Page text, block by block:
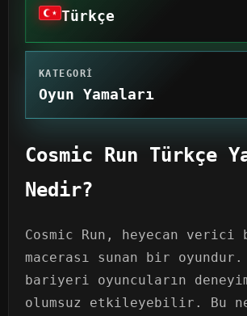
Türkçe
KATEGORI
Oyun Yamaları
Cosmic Run Türkçe
Nedir?
Cosmic Run, heyecan verici
macerası sunan bir
bariyeri oyuncuların
olumsuz etkileyebilir. Bu